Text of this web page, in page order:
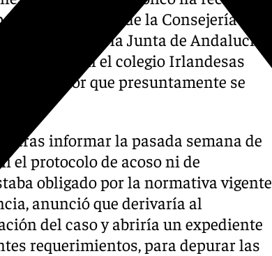
educativa de la Consejería de
de la Junta de Andalucía
por acoso en el colegio Irlandesas
la menor que presuntamente se
tras informar la pasada semana de
el protocolo de acoso ni de
obligado por la normativa vigente
anunció que derivaría al
del caso y abriría un expediente
requerimientos, para depurar las